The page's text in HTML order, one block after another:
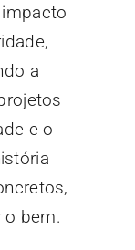
a
e o
o bem.